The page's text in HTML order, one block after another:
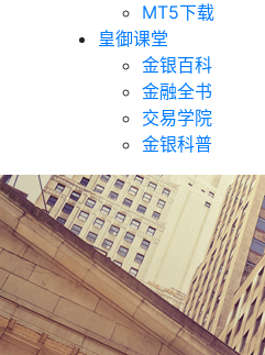
MT5下载
皇御课堂
金银百科
金融全书
交易学院
金银科普